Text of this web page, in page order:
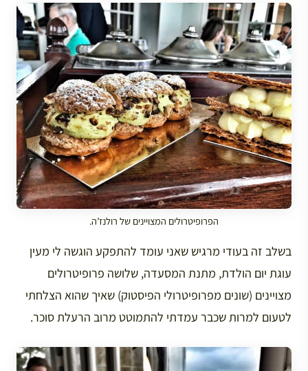
הפרופיטרולים המצויינים של רולנז’ה.
בשלב זה בעודי מרגיש שאני עומד להתפקע הוגשה לי מעין
עוגת יום הולדת, מתנת המסעדה, שלושה פרופיטרולים
מצויינים (שונים מפרופיטרולי הפיסטוק) שאיך שהוא הצלחתי
לטעום למרות שכבר עמדתי להתמוטט מרוב הרעלת סוכר.